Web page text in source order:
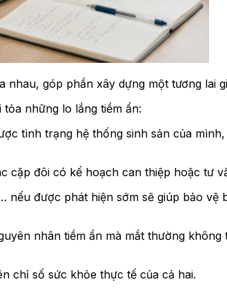
góp phần xây dựng một tương lai
những lo lắng tiềm ẩn:
tình trạng hệ thống sinh sản của
cặp đôi có kế hoạch can thiệp hoặc tư
nếu được phát hiện sớm sẽ giúp bảo vệ
nhân tiềm ẩn mà mắt thường không
chỉ số sức khỏe thực tế của cả hai.